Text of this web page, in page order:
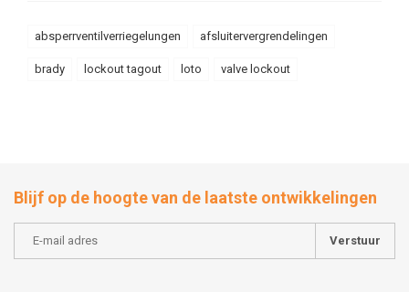
absperrventilverriegelungen afsluitervergrendelingen
brady lockout tagout loto valve lockout
Blijf op de hoogte van de laatste ontwikkelingen
Verstuur